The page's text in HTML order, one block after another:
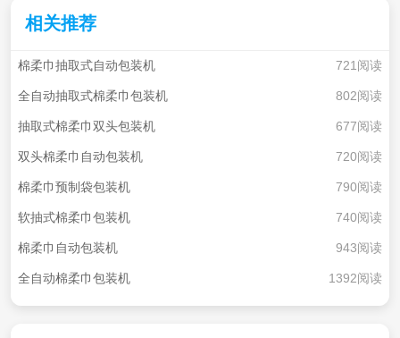
相关推荐
棉柔巾抽取式自动包装机 721阅读
全自动抽取式棉柔巾包装机 802阅读
抽取式棉柔巾双头包装机 677阅读
双头棉柔巾自动包装机 720阅读
棉柔巾预制袋包装机 790阅读
软抽式棉柔巾包装机 740阅读
棉柔巾自动包装机 943阅读
全自动棉柔巾包装机 1392阅读